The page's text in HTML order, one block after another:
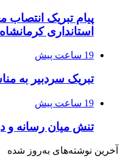
پیام تبریک انتصاب
استانداری
19 ساعت پیش
تبریک سردبیر به
19 ساعت پیش
تنش میان رسانه و
آخرین نوشته‌های‌ به‌روز شده